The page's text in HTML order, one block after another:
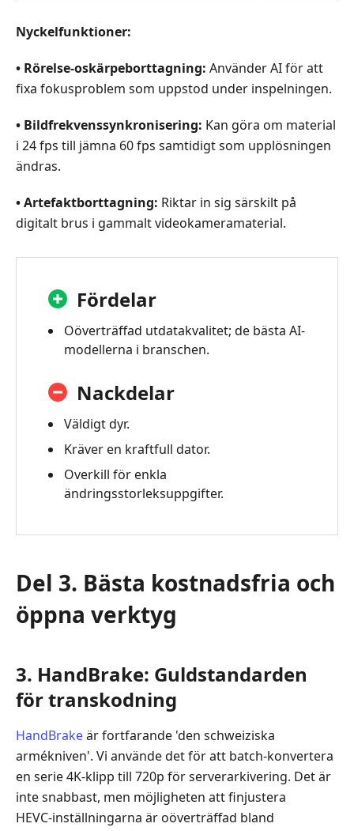
Nyckelfunktioner:
• Rörelse‑oskärpeborttagning: Använder AI för att
fixa fokusproblem som uppstod under inspelningen.
• Bildfrekvenssynkronisering: Kan göra om material
i 24 fps till jämna 60 fps samtidigt som upplösningen
ändras.
• Artefaktborttagning: Riktar in sig särskilt på
digitalt brus i gammalt videokameramaterial.
Fördelar
Oöverträffad utdata­kvalitet; de bästa AI-
modellerna i branschen.
Nackdelar
Väldigt dyr.
Kräver en kraftfull dator.
Overkill för enkla
ändringsstorleksuppgifter.
Del 3. Bästa kostnadsfria och
öppna verktyg
3. HandBrake: Guldstandarden
för transkodning
HandBrakeär fortfarande 'den schweiziska
armékniven'. Vi använde det för att batch‑konvertera
en serie 4K‑klipp till 720p för serverarkivering. Det är
inte snabbast, men möjligheten att finjustera
HEVC‑inställningarna är oöverträffad bland